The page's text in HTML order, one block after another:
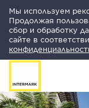
Мы используем
Продолжая
сбор и обработку
сайте в